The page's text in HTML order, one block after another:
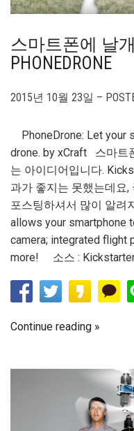
스마트폰에 날
PHONEDRONE
2015년 10월 23일 –
PhoneDrone: Let your
drone. by xCraft 스마트
는 아이디어입니다.
과가 좋지는 못했는데요
포스팅하셔서 많이 알
allows your smartphone
camera; integrated flight
more! 소스 :
Continue reading